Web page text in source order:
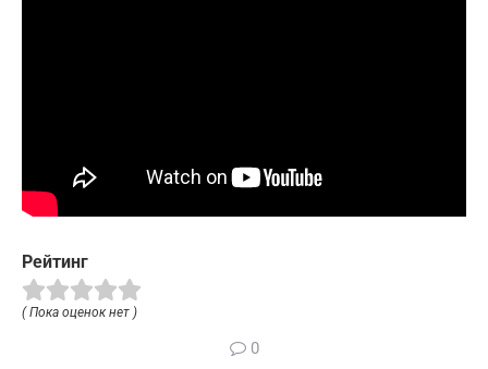
Рейтинг
( Пока оценок нет )
0